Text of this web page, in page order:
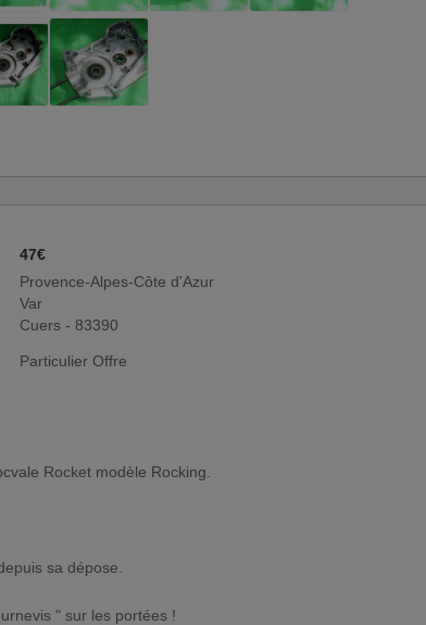
47€
Provence-Alpes-Côte d'Azur
Var
Cuers - 83390
Particulier Offre
Rocket modèle Rocking.
sa dépose.
" sur les portées !